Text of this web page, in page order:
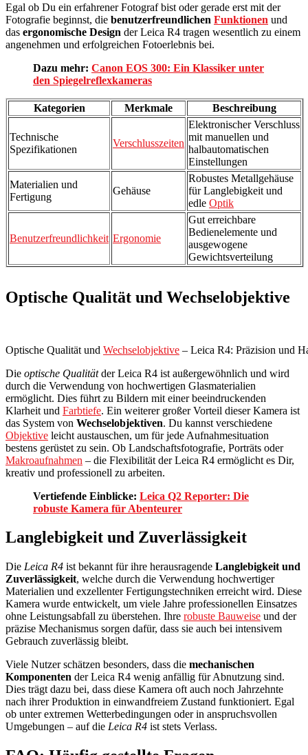
Egal ob Du ein erfahrener Fotograf bist oder gerade erst mit der
Fotografie beginnst, die benutzerfreundlichen Funktionen und
das ergonomische Design der Leica R4 tragen wesentlich zu einem
angenehmen und erfolgreichen Fotoerlebnis bei.
Dazu mehr: Canon EOS 300: Ein Klassiker unter
den Spiegelreflexkameras
Kategorien Merkmale Beschreibung
Technische
Spezifikationen
Verschlusszeiten
Elektronischer Verschluss
mit manuellen und
halbautomatischen
Einstellungen
Materialien und
Fertigung
Gehäuse
Robustes Metallgehäuse
für Langlebigkeit und
edle Optik
Benutzerfreundlichkeit Ergonomie
Gut erreichbare
Bedienelemente und
ausgewogene
Gewichtsverteilung
Optische Qualität und Wechselobjektive
Optische Qualität und Wechselobjektive – Leica R4: Präzision und
Die optische Qualitätder Leica R4 ist außergewöhnlich und wird
durch die Verwendung von hochwertigen Glasmaterialien
ermöglicht. Dies führt zu Bildern mit einer beeindruckenden
Klarheit und Farbtiefe. Ein weiterer großer Vorteil dieser Kamera ist
das System von Wechselobjektiven. Du kannst verschiedene
Objektive leicht austauschen, um für jede Aufnahmesituation
bestens gerüstet zu sein. Ob Landschaftsfotografie, Porträts oder
Makroaufnahmen – die Flexibilität der Leica R4 ermöglicht es Dir,
kreativ und professionell zu arbeiten.
Vertiefende Einblicke: Leica Q2 Reporter: Die
robuste Kamera für Abenteurer
Langlebigkeit und Zuverlässigkeit
Die Leica R4 ist bekannt für ihre herausragende Langlebigkeit und
Zuverlässigkeit, welche durch die Verwendung hochwertiger
Materialien und exzellenter Fertigungstechniken erreicht wird. Diese
Kamera wurde entwickelt, um viele Jahre professionellen Einsatzes
ohne Leistungsabfall zu überstehen. Ihre robuste Bauweise und der
präzise Mechanismus sorgen dafür, dass sie auch bei intensivem
Gebrauch zuverlässig bleibt.
Viele Nutzer schätzen besonders, dass die mechanischen
Komponenten der Leica R4 wenig anfällig für Abnutzung sind.
Dies trägt dazu bei, dass diese Kamera oft auch noch Jahrzehnte
nach ihrer Produktion in einwandfreiem Zustand funktioniert. Egal
ob unter extremen Wetterbedingungen oder in anspruchsvollen
Umgebungen – auf die Leica R4 ist stets Verlass.